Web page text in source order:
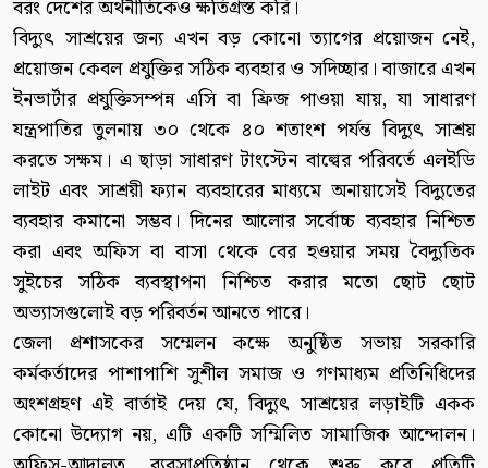
বরং দেশের অর্থনীতিকেও ক্ষতিগ্রস্ত করি।
বিদ্যুৎ সাশ্রয়ের জন্য এখন বড় কোনো ত্যাগের প্রয়োজন নেই,
প্রয়োজন কেবল প্রযুক্তির সঠিক ব্যবহার ও সদিচ্ছার। বাজারে এখন
ইনভার্টার প্রযুক্তিসম্পন্ন এসি বা ফ্রিজ পাওয়া যায়, যা সাধারণ
যন্ত্রপাতির তুলনায় ৩০ থেকে ৪০ শতাংশ পর্যন্ত বিদ্যুৎ সাশ্রয়
করতে সক্ষম। এ ছাড়া সাধারণ টাংস্টেন বাল্বের পরিবর্তে এলইডি
লাইট এবং সাশ্রয়ী ফ্যান ব্যবহারের মাধ্যমে অনায়াসেই বিদ্যুতের
ব্যবহার কমানো সম্ভব। দিনের আলোর সর্বোচ্চ ব্যবহার নিশ্চিত
করা এবং অফিস বা বাসা থেকে বের হওয়ার সময় বৈদ্যুতিক
সুইচের সঠিক ব্যবস্থাপনা নিশ্চিত করার মতো ছোট ছোট
অভ্যাসগুলোই বড় পরিবর্তন আনতে পারে।
জেলা প্রশাসকের সম্মেলন কক্ষে অনুষ্ঠিত সভায় সরকারি
কর্মকর্তাদের পাশাপাশি সুশীল সমাজ ও গণমাধ্যম প্রতিনিধিদের
অংশগ্রহণ এই বার্তাই দেয় যে, বিদ্যুৎ সাশ্রয়ের লড়াইটি একক
কোনো উদ্যোগ নয়, এটি একটি সম্মিলিত সামাজিক আন্দোলন।